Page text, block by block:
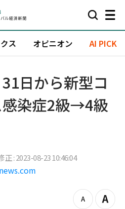
ス オピニオン AI PICK
日から新型コ
感染症2級→4級
正 : 2023-08-23 10:46:04
z
Z